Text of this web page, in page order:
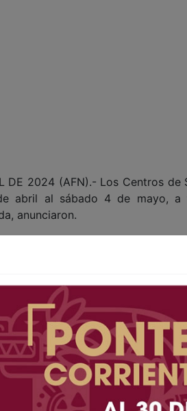
DE 2024 (AFN).- Los Centros
abril al sábado 4 de mayo, a
anunciaron.
se revisarán signos vitales, y se
tele de tórax,
de pediculosis,
los Centros de Salud
Centro Regional de Desarrollo
del Refugio y Continente Europeo
atención será de las 8:00 am a
48, en el Testerazo.